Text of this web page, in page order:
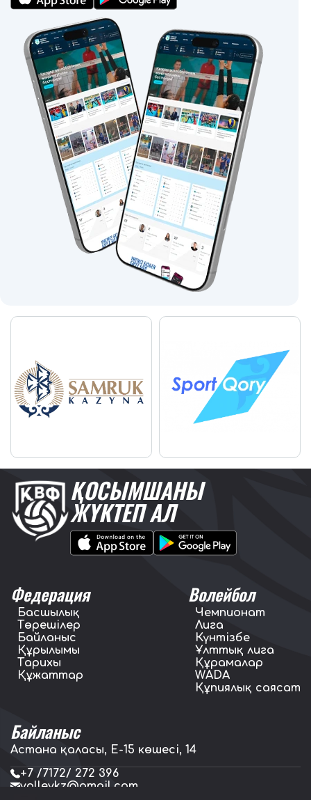
ҚОСЫМШАНЫ
ЖҮКТЕП АЛ
Федерация
Басшылық
Төрешілер
Байланыс
Құрылымы
Тарихы
Құжаттар
Волейбол
Чемпионат
Лига
Күнтізбе
Ұлттық лига
Құрамалар
WADA
Құпиялық саясат
Байланыс
Астана қаласы, E-15 көшесі, 14
+7 /7172/ 272 396
volleykz@gmail.com